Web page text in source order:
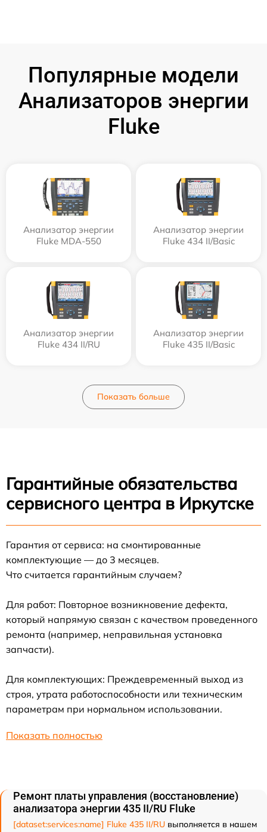
Популярные модели
Анализаторов энергии
Fluke
Анализатор энергии
Fluke MDA-550
Анализатор энергии
Fluke 434 II/Basic
Анализатор энергии
Fluke 434 II/RU
Анализатор энергии
Fluke 435 II/Basic
Показать больше
Гарантийные обязательства
сервисного центра в Иркутске
Гарантия от сервиса: на смонтированные
комплектующие — до 3 месяцев.
Что считается гарантийным случаем?
Для работ: Повторное возникновение дефекта,
который напрямую связан с качеством проведенного
ремонта (например, неправильная установка
запчасти).
Для комплектующих: Преждевременный выход из
строя, утрата работоспособности или техническим
параметрам при нормальном использовании.
Показать полностью
Ремонт платы управления (восстановление)
анализатора энергии 435 II/RU Fluke
[dataset:services:name] Fluke 435 II/RU выполняется в нашем